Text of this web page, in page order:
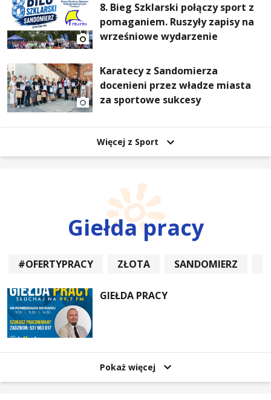
8. Bieg Szklarski połączy sport z
pomaganiem. Ruszyły zapisy na
wrześniowe wydarzenie
Karatecy z Sandomierza
docenieni przez władze miasta
za sportowe sukcesy
Więcej z Sport
Giełda pracy
#OFERTYPRACY ZŁOTA SANDOMIERZ
GIEŁDA PRACY
Pokaż więcej